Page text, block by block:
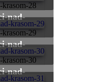
28
29
30